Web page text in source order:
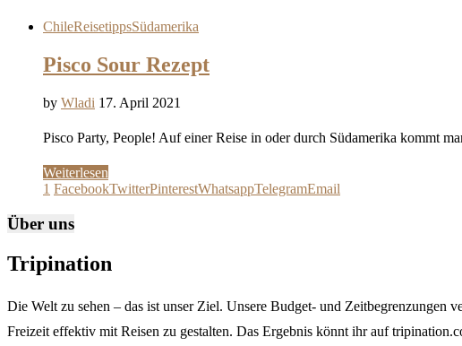
ChileReisetippsSüdamerika
Pisco Sour Rezept
by Wladi 17. April 2021
Pisco Party, People! Auf einer Reise in oder durch Südamerika kommt
Weiterlesen
1 FacebookTwitterPinterestWhatsappTelegramEmail
Über uns
Tripination
Die Welt zu sehen – das ist unser Ziel. Unsere Budget- und Zeitbegrenzungen
Freizeit effektiv mit Reisen zu gestalten. Das Ergebnis könnt ihr auf